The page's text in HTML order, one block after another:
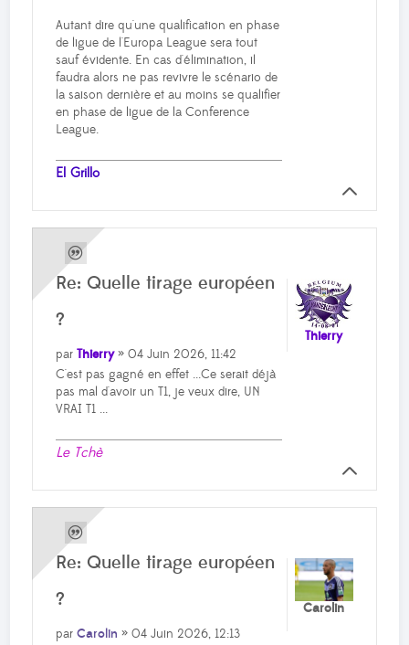
Autant dire qu'une qualification en phase
de ligue de l'Europa League sera tout
sauf évidente. En cas d'élimination, il
faudra alors ne pas revivre le scénario de
la saison dernière et au moins se qualifier
en phase de ligue de la Conference
League.
El Grillo
Re: Quelle tirage européen
?
parThierry» 04 Juin 2026, 11:42
C'est pas gagné en effet ...Ce serait déjà
pas mal d'avoir un T1, je veux dire, UN
VRAI T1 ...
Le Tchè
Thierry
Re: Quelle tirage européen
?
parCarolin » 04 Juin 2026, 12:13
Carolin